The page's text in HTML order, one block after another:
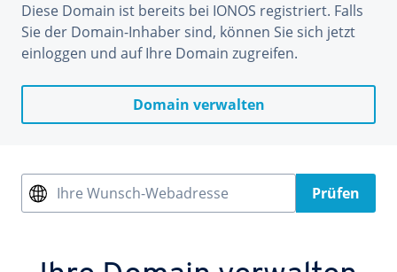
Diese Domain ist bereits bei IONOS registriert. Falls
Sie der Domain-Inhaber sind, können Sie sich jetzt
einloggen und auf Ihre Domain zugreifen.
Domain verwalten
Ihre Wunsch-Webadresse Prüfen